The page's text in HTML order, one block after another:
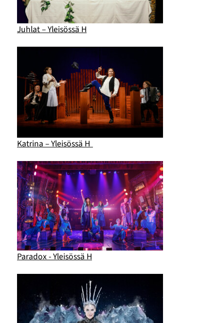
Juhlat – Yleisössä H
Katrina – Yleisössä H
Paradox - Yleisössä H